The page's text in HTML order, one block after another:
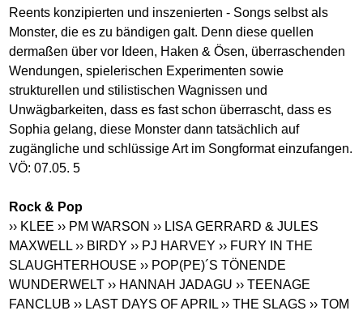
Reents konzipierten und inszenierten - Songs selbst als
Monster, die es zu bändigen galt. Denn diese quellen
dermaßen über vor Ideen, Haken & Ösen, überraschenden
Wendungen, spielerischen Experimenten sowie
strukturellen und stilistischen Wagnissen und
Unwägbarkeiten, dass es fast schon überrascht, dass es
Sophia gelang, diese Monster dann tatsächlich auf
zugängliche und schlüssige Art im Songformat einzufangen.
VÖ: 07.05. 5
Rock & Pop
›› KLEE ›› PM WARSON ›› LISA GERRARD & JULES
MAXWELL ›› BIRDY ›› PJ HARVEY ›› FURY IN THE
SLAUGHTERHOUSE ›› POP(PE)´S TÖNENDE
WUNDERWELT ›› HANNAH JADAGU ›› TEENAGE
FANCLUB ›› LAST DAYS OF APRIL ›› THE SLAGS ›› TOM